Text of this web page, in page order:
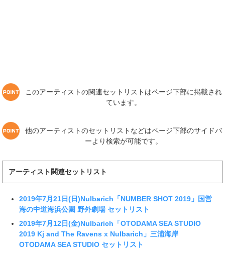
このアーティストの関連セットリストはページ下部に掲載され
ています。
他のアーティストのセットリストなどはページ下部のサイドバ
ーより検索が可能です。
アーティスト関連セットリスト
2019年7月21日(日)Nulbarich「NUMBER SHOT 2019」国営
海の中道海浜公園 野外劇場 セットリスト
2019年7月12日(金)Nulbarich「OTODAMA SEA STUDIO
2019 Kj and The Ravens x Nulbarich」三浦海岸
OTODAMA SEA STUDIO セットリスト